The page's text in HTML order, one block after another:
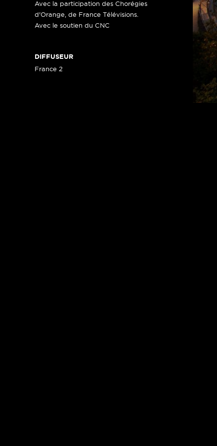
Avec la participation des Chorégies
d'Orange, de France Télévisions.
Avec le soutien du CNC
DIFFUSEUR
France 2